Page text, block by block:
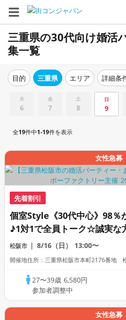
三重県の30代向け婚活
集一覧
目的 三重県 エリア 詳細条
木
6
金
7
土
8
日
9
全19件中1-19件を表示
女性急募
先着割引
個室Style《30代中心》98％
♪1対1で全員トーク☆誠実な
ーティー
松阪市 8/16（日） 13:00〜
開催地住所：三重県松阪市本町2176番地
27〜39歳 6,580円
参加者調整中
女性急募